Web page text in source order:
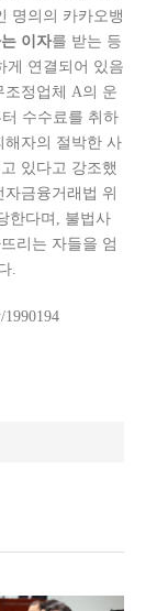
명의의 카카오뱅
이자를 받는 등
게 연결되어 있음
조정업체 A의 운
수수료를 취하
해자의 절박한 사
있다고 강조했
금융거래법 위
한다며, 불법사
리는 자들을 엄
.
1990194